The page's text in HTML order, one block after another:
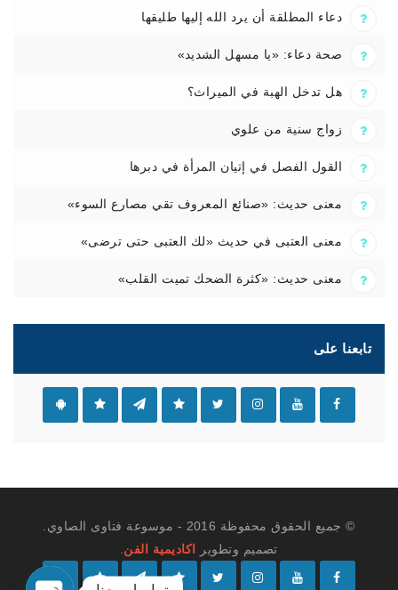
دعاء المطلقة أن يرد الله إليها طليقها
صحة دعاء: «يا مسهل الشديد»
هل تدخل الهبة في الميراث؟
زواج سنية من علوي
القول الفصل في إتيان المرأة في دبرها
معنى حديث: «صنائع المعروف تقي مصارع السوء»
معنى العتبى في حديث «لك العتبى حتى ترضى»
معنى حديث: «كثرة الضحك تميت القلب»
تابعنا على
© جميع الحقوق محفوظة 2016 - موسوعة فتاوى الصاوي.
تصميم وتطوير
اكاديمية الفن